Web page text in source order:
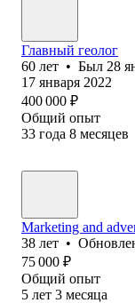
Главный геолог
60 лет • Был 28
17 января 2022
400 000 ₽
Общий опыт
33 года 8 месяцев
Marketing and
38 лет •
75 000 ₽
Общий опыт
5 лет 3 месяца